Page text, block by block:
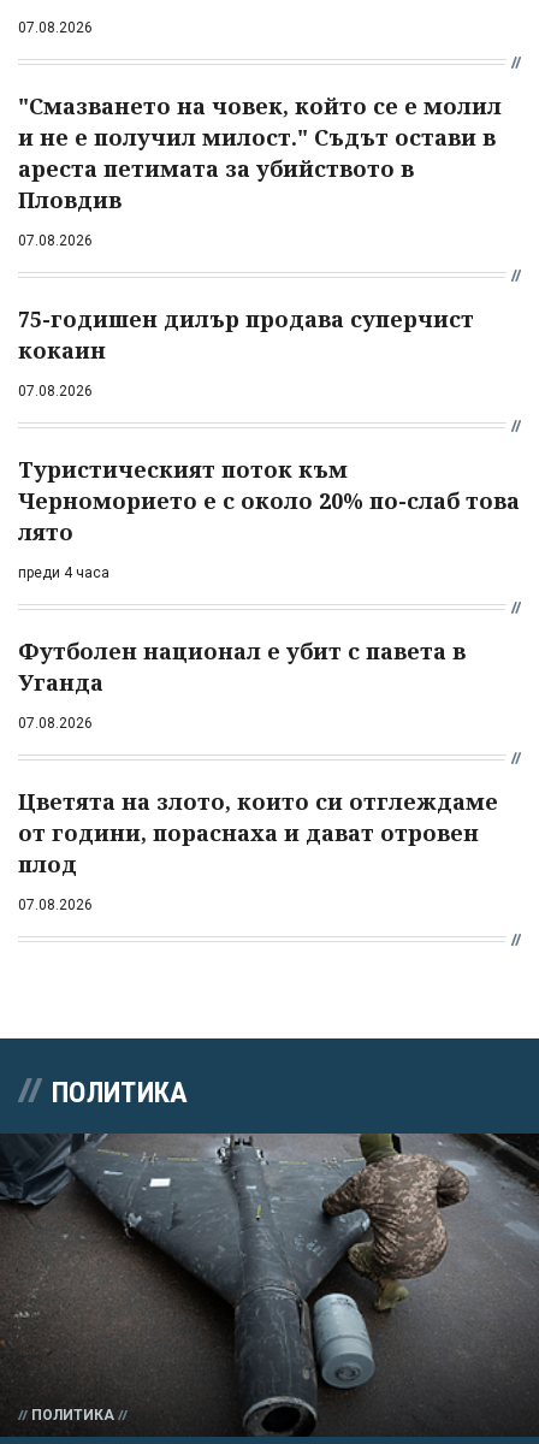
07.08.2026
"Смазването на човек, който се е молил
и не е получил милост." Съдът остави в
ареста петимата за убийството в
Пловдив
07.08.2026
75-годишен дилър продава суперчист
кокаин
07.08.2026
Туристическият поток към
Черноморието е с около 20% по-слаб това
лято
преди 4 часа
Футболен национал е убит с павета в
Уганда
07.08.2026
Цветята на злото, които си отглеждаме
от години, пораснаха и дават отровен
плод
07.08.2026
ПОЛИТИКА
ПОЛИТИКА